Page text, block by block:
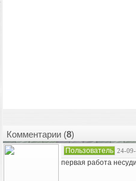
Комментарии (8)
Пользователь 24-
первая работа